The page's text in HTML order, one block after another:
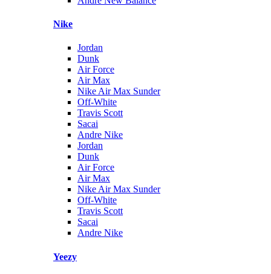
Nike
Jordan
Dunk
Air Force
Air Max
Nike Air Max Sunder
Off-White
Travis Scott
Sacai
Andre Nike
Jordan
Dunk
Air Force
Air Max
Nike Air Max Sunder
Off-White
Travis Scott
Sacai
Andre Nike
Yeezy